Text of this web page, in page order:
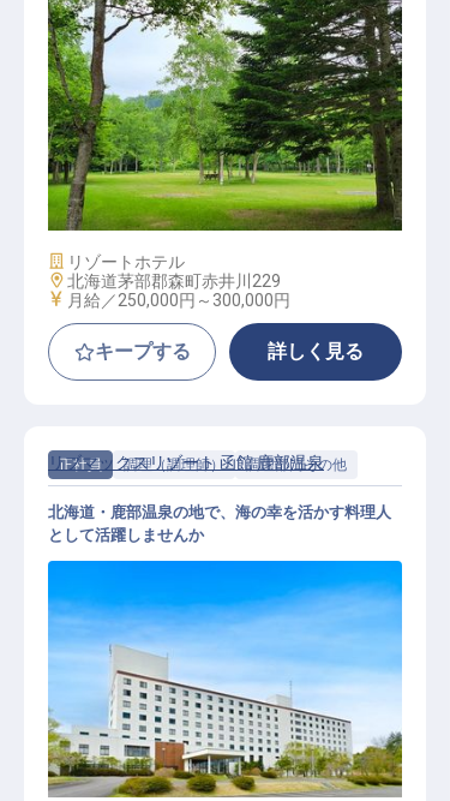
調理スタッフ｜月給27万円～30万円
／寮費2万円控除／北海道・大沼の
大自然／急募
施設業態
リゾートホテル
勤務地
北海道茅部郡森町赤井川229
給与
月給／250,000円～ 300,000円
キープする 詳しく見る
正社員 調理（調理師） 調理部門その他
調理スタッフ｜月給27万円～30万円
／寮費2万円控除／北海道・温泉地
／急募
リブマックスリゾート 函館 鹿部温泉
北海道・鹿部温泉の地で、海の幸を活かす料理人
として活躍しませんか